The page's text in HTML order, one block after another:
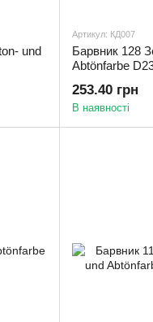
und
Артикул: КД007
Барвник 128
Abtönfarbe
253.40 грн
В наявності